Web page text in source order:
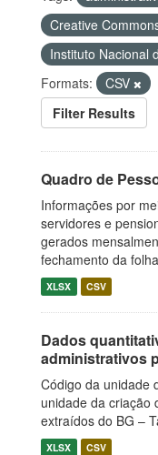
Creative
Instituto Nacional
Formats:
CSV
Filter Results
Quadro de
Informações por
servidores e
gerados
fechamento da
XLSX CSV
Dados
administrativos
Código da unidade
unidade da criação
extraídos do BG –
XLSX CSV